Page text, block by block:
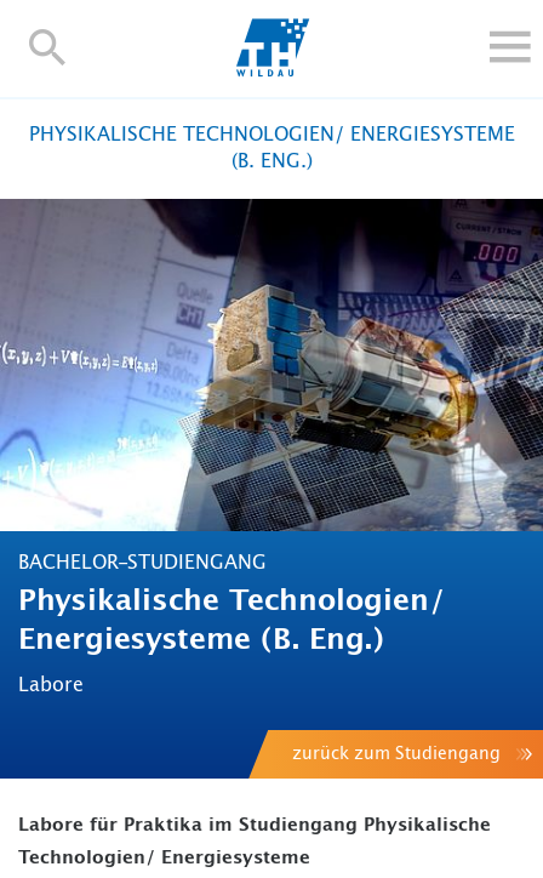
TH-
FORSCHUNG UND TRANSFER
HOCHSCHULE
INTERNATIONAL
BESCHÄFTIGTE
Kontakt und Anfahrt Webmail Moodle
TH Online-Portal Personensuche English
PHYSIKALISCHE TECHNOLOGIEN/ ENERGIESYSTEME
(B. ENG.)
BACHELOR-STUDIENGANG
Physikalische Technologien/
Energiesysteme (B. Eng.)
Labore
zurück zum Studiengang
Labore für Praktika im Studiengang Physikalische
Technologien/ Energiesysteme